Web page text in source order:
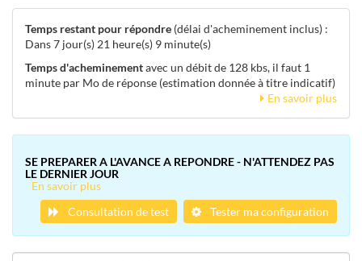
Temps restant pour répondre (délai d'acheminement inclus) :
Dans 7 jour(s) 21 heure(s) 9 minute(s)
Temps d'acheminementavec un débit de 128 kbs, il faut 1
minute par Mo de réponse (estimation donnée à titre indicatif)
En savoir plus
SE PREPARER A L'AVANCE A REPONDRE - N'ATTENDEZ PAS
LE DERNIER JOUR
En savoir plus
Tester ma configuration
Consultation de test